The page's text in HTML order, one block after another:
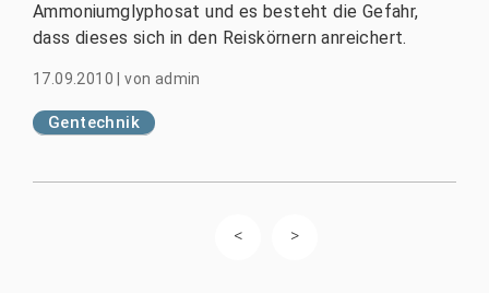
Ammoniumglyphosat und es besteht die Gefahr,
dass dieses sich in den Reiskörnern anreichert.
17.09.2010 |von admin
Gentechnik